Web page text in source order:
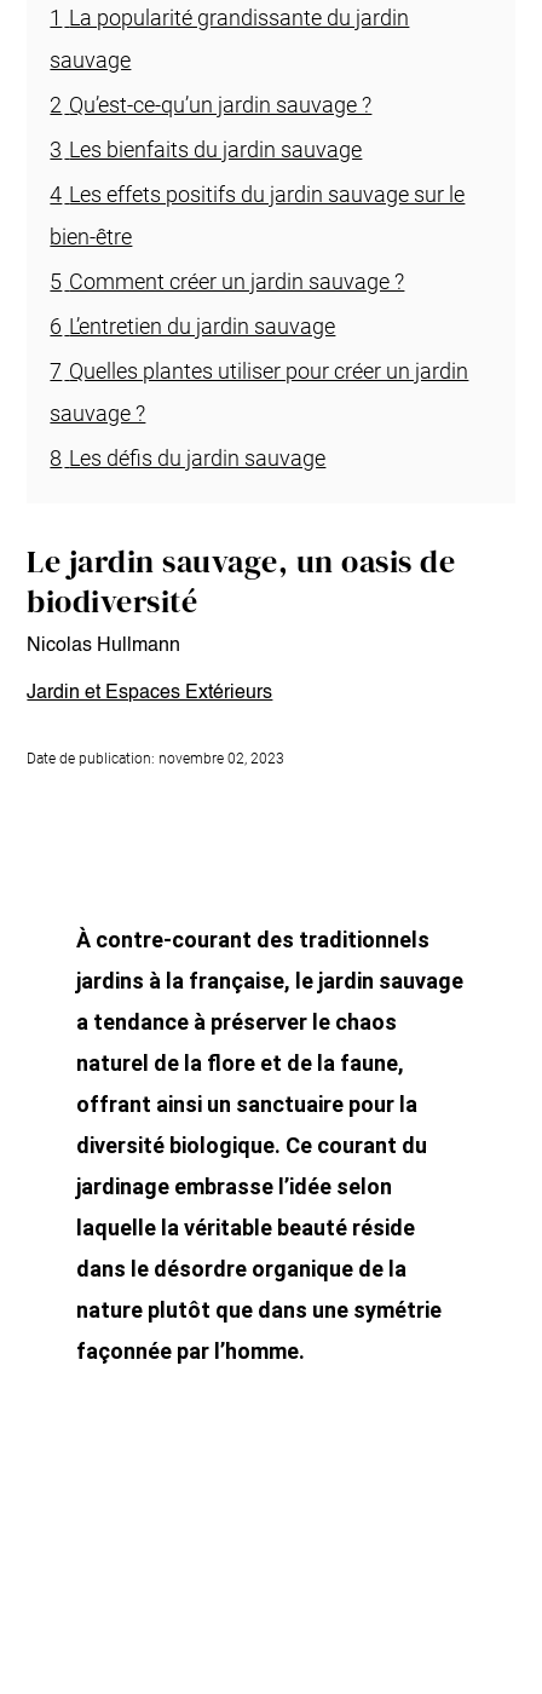
1 La popularité grandissante du jardin
sauvage
2 Qu’est-ce-qu’un jardin sauvage ?
3 Les bienfaits du jardin sauvage
4 Les effets positifs du jardin sauvage sur le
bien-être
5 Comment créer un jardin sauvage ?
6 L’entretien du jardin sauvage
7 Quelles plantes utiliser pour créer un jardin
sauvage ?
8 Les défis du jardin sauvage
Le jardin sauvage, un oasis de
biodiversité
Nicolas Hullmann
Jardin et Espaces Extérieurs
Date de publication: novembre 02, 2023
À contre-courant des traditionnels
jardins à la française, le jardin sauvage
a tendance à préserver le chaos
naturel de la flore et de la faune,
offrant ainsi un sanctuaire pour la
diversité biologique. Ce courant du
jardinage embrasse l’idée selon
laquelle la véritable beauté réside
dans le désordre organique de la
nature plutôt que dans une symétrie
façonnée par l’homme.